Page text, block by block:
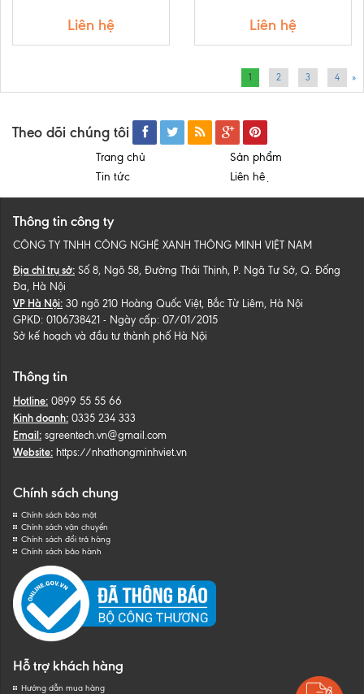
Liên hệ Liên hệ
1 2 3 4 »
Theo dõi chúng tôi
Trang chủ
Sản phẩm
Tin tức
Liên hệ
Thông tin công ty
CÔNG TY TNHH CÔNG NGHỆ XANH THÔNG MINH VIỆT NAM
Địa chỉ trụ sở: Số 8, Ngõ 58, Đường Thái Thịnh, P. Ngã Tư Sở, Q. Đống
Đa, Hà Nội
VP Hà Nội: 30 ngõ 210 Hoàng Quốc Việt, Bắc Từ Liêm, Hà Nội
GPKD: 0106738421 - Ngày cấp: 07/01/2015
Sở kế hoạch và đầu tư thành phố Hà Nội
Thông tin
Hotline: 0899 55 55 66
Kinh doanh: 0335 234 333
Email: sgreentech.vn@gmail.com
Website: https://nhathongminhviet.vn
Chính sách chung
Chính sách bảo mật
Chính sách vận chuyển
Chính sách đổi trả hàng
Chính sách bảo hành
Hỗ trợ khách hàng
Hướng dẫn mua hàng